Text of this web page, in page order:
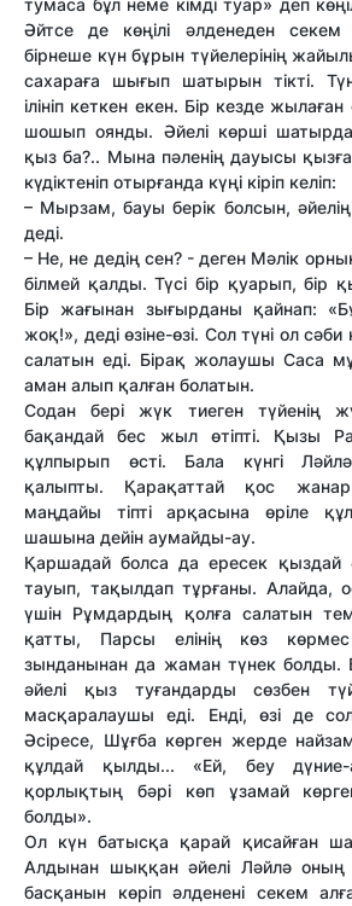
тумаса бұл неме кімді туар» деп
Әйтсе де көңілі әлденеден секем
бірнеше күн бұрын түйелерінің
сахараға шығып шатырын тікті.
ілініп кеткен екен. Бір кезде
шошып оянды. Әйелі көрші
қыз ба?.. Мына пәленің дауысы
күдіктеніп отырғанда күңі кіріп келіп:
– Мырзам, бауы берік болсын,
деді.
– Не, не дедің сен? - деген Мәлік
білмей қалды. Түсі бір қуарып, бір
Бір жағынан зығырданы қайнап:
жоқ!», деді өзіне-өзі. Сол түні ол
салатын еді. Бірақ жолаушы Саса
аман алып қалған болатын.
Содан бері жүк тиеген түйенің
бақандай бес жыл өтіпті. Қызы
құлпырып өсті. Бала күнгі
қалыпты. Қарақаттай қос
маңдайы тіпті арқасына өріле
шашына дейін аумайды-ау.
Қаршадай болса да ересек қыздай
тауып, тақылдап тұрғаны. Алайда,
үшін Рұмдардың қолға салатын
қатты, Парсы елінің көз
зынданынан да жаман түнек болды.
әйелі қыз туғандарды сөзбен
масқаралаушы еді. Енді, өзі де
Әсіресе, Шұғба көрген жерде
құлдай қылды... «Ей, беу
қорлықтың бәрі көп ұзамай
болды».
Ол күн батысқа қарай қисайған
Алдынан шыққан әйелі Ләйлә оның
басқанын көріп әлденені секем